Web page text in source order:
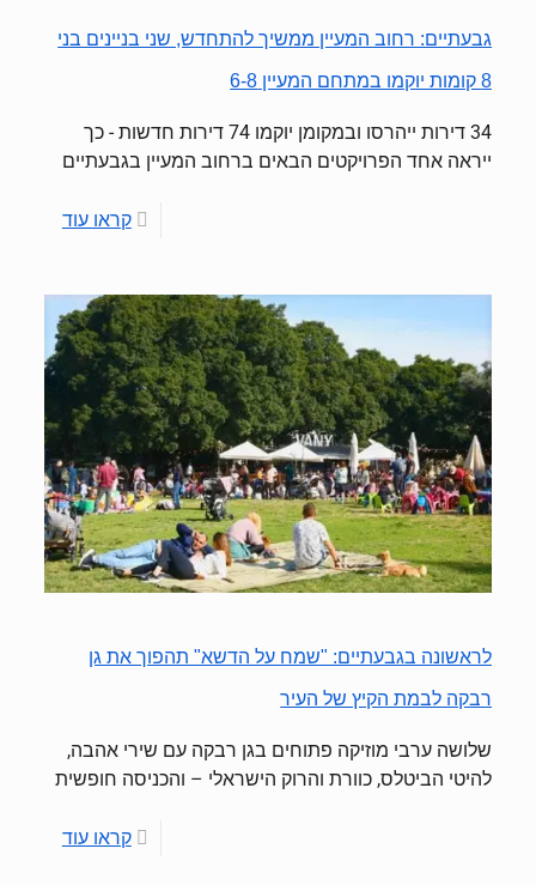
גבעתיים: רחוב המעיין ממשיך להתחדש, שני בניינים בני
8 קומות יוקמו במתחם המעיין 6-8
34 דירות ייהרסו ובמקומן יוקמו 74 דירות חדשות - כך
ייראה אחד הפרויקטים הבאים ברחוב המעיין בגבעתיים
קראו עוד
לראשונה בגבעתיים: "שמח על הדשא" תהפוך את גן
רבקה לבמת הקיץ של העיר
שלושה ערבי מוזיקה פתוחים בגן רבקה עם שירי אהבה,
להיטי הביטלס, כוורת והרוק הישראלי – והכניסה חופשית
קראו עוד